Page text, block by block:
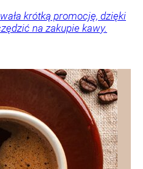
krótką promocję, dzięki
na zakupie kawy.